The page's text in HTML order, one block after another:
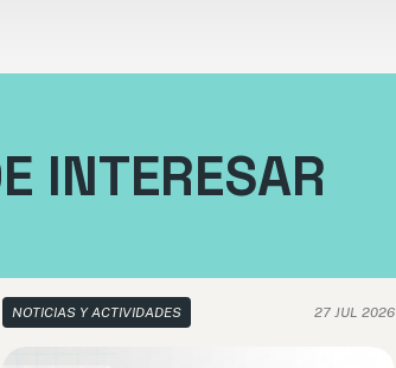
INTERESAR
NOTICIAS Y ACTIVIDADES 27 JUL 2026